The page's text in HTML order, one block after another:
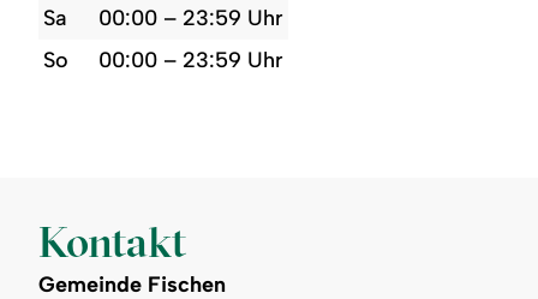
Sa
00:00 – 23:59 Uhr
So
00:00 – 23:59 Uhr
Kontakt
Gemeinde Fischen